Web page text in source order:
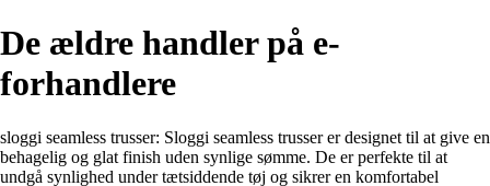
De ældre handler på e-
forhandlere
sloggi seamless trusser: Sloggi seamless trusser er designet til at give en
behagelig og glat finish uden synlige sømme. De er perfekte til at
undgå synlighed under tætsiddende tøj og sikrer en komfortabel